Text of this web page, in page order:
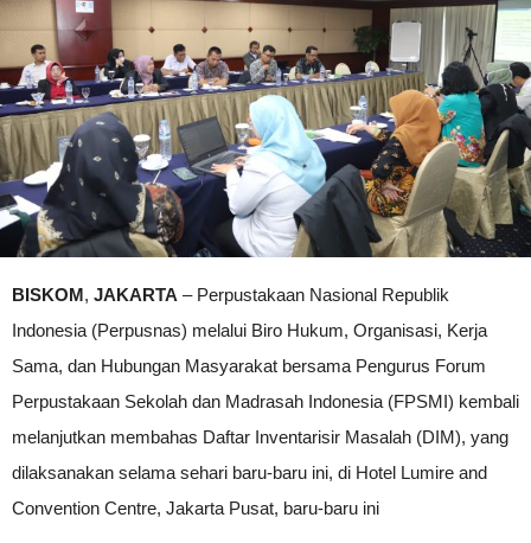
BISKOM, JAKARTA – Perpustakaan Nasional Republik
Indonesia (Perpusnas) melalui Biro Hukum, Organisasi, Kerja
Sama, dan Hubungan Masyarakat bersama Pengurus Forum
Perpustakaan Sekolah dan Madrasah Indonesia (FPSMI) kembali
melanjutkan membahas Daftar Inventarisir Masalah (DIM), yang
dilaksanakan selama sehari baru-baru ini, di Hotel Lumire and
Convention Centre, Jakarta Pusat, baru-baru ini